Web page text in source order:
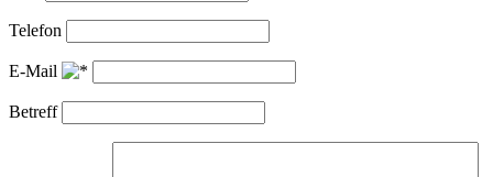
Telefon
E-Mail
Betreff